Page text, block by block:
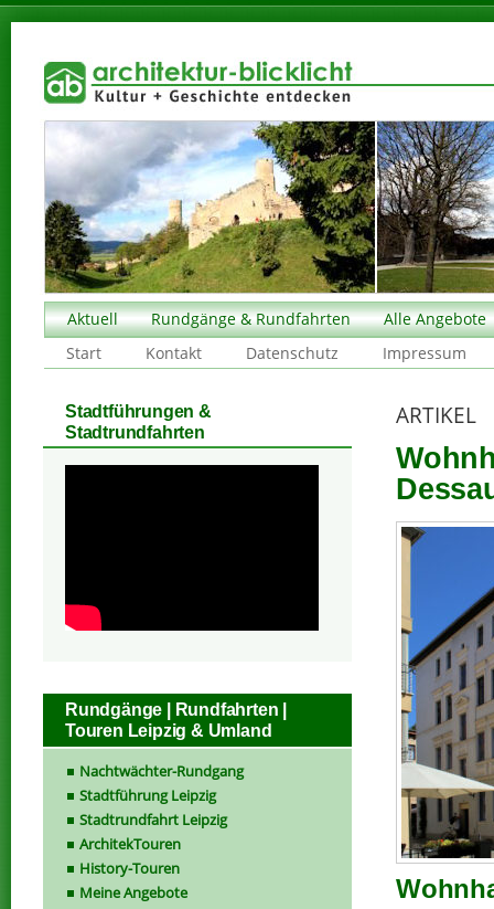
Aktuell Rundgänge & Rundfahrten
Alle Angebote
Start
Kontakt Datenschutz Impressum
ARTIKEL
Stadtführungen &
Stadtrundfahrten
Rundgänge | Rundfahrten |
Touren Leipzig & Umland
Nachtwächter-Rundgang
Stadtführung Leipzig
Stadtrundfahrt Leipzig
ArchitekTouren
History-Touren
Meine Angebote